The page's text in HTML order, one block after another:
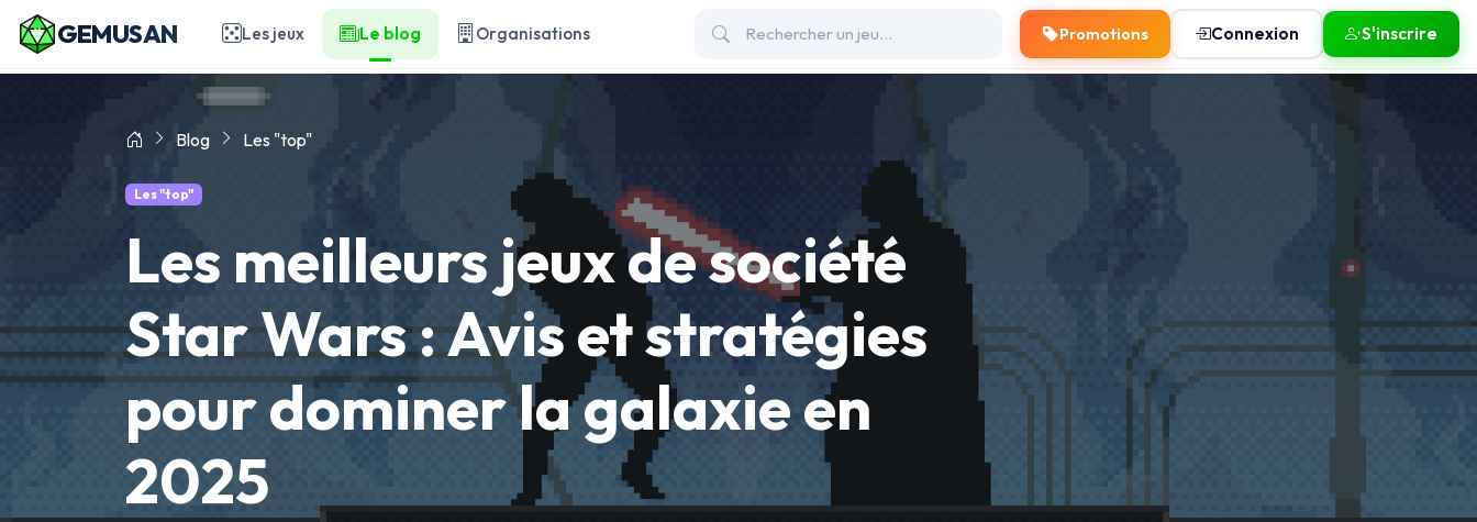
GEMUSAN Les jeux Le blog Organisations Promotions Connexion S'inscrire
Blog Les "top"
Les "top"
Les meilleurs jeux de société
Star Wars : Avis et stratégies
pour dominer la galaxie en
2025